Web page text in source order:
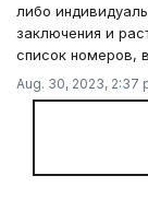
либо
заключения и
список номеров,
Aug. 30, 2023, 2:37